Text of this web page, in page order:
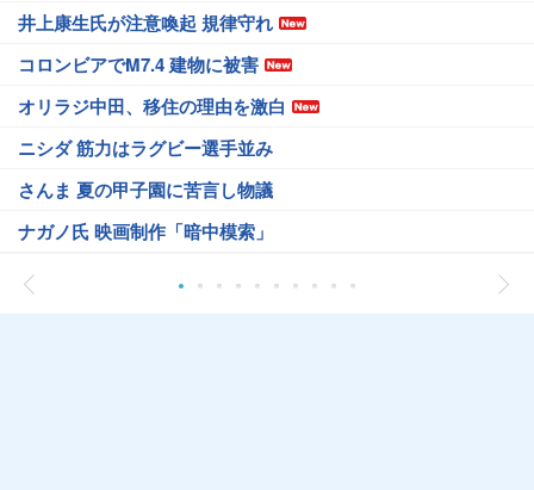
井上康生氏が注意喚起 規律守れ
コロンビアでM7.4 建物に被害
オリラジ中田、移住の理由を激白
ニシダ 筋力はラグビー選手並み
さんま 夏の甲子園に苦言し物議
ナガノ氏 映画制作「暗中模索」